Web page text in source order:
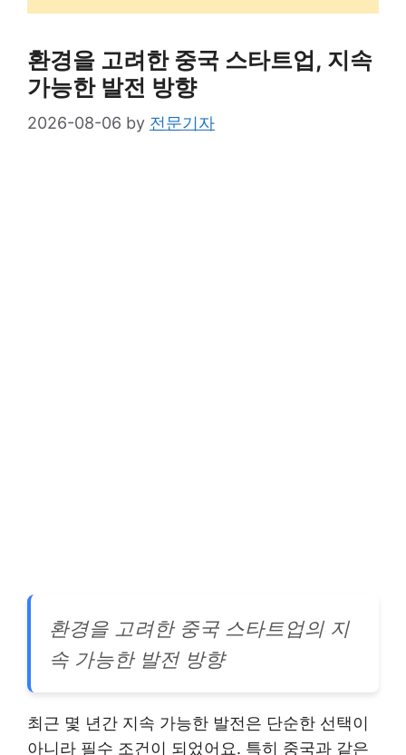
환경을 고려한 중국 스타트업, 지속
가능한 발전 방향
2026-08-06 by 전문기자
환경을 고려한 중국 스타트업의 지
속 가능한 발전 방향
최근 몇 년간 지속 가능한 발전은 단순한 선택이
아니라 필수 조건이 되었어요. 특히 중국과 같은